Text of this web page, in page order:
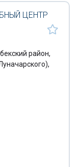
ЦЕНТР
район,